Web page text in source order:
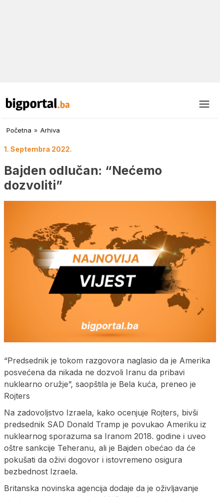
Početna » Arhiva
1. Septembra 2022.
Bajden odlučan: “Nećemo
dozvoliti”
“Predsednik je tokom razgovora naglasio da je Amerika
posvećena da nikada ne dozvoli Iranu da pribavi
nuklearno oružje”, saopštila je Bela kuća, preneo je
Rojters
Na zadovoljstvo Izraela, kako ocenjuje Rojters, bivši
predsednik SAD Donald Tramp je povukao Ameriku iz
nuklearnog sporazuma sa Iranom 2018. godine i uveo
oštre sankcije Teheranu, ali je Bajden obećao da će
pokušati da oživi dogovor i istovremeno osigura
bezbednost Izraela.
Britanska novinska agencija dodaje da je oživljavanje